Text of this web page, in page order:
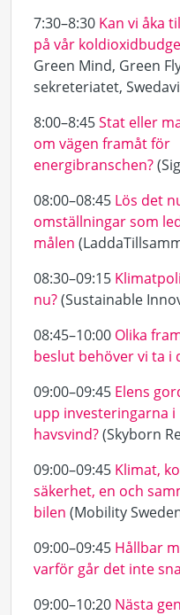
7:30–8:30 Kan vi åka
på vår
Green Mind, Green
sekreteriatet,
8:00–8:45Stat eller
om vägen framåt för
energibranschen?
08:00–08:45 Lös det
omställningar som
målen
08:30–09:15
nu?(Sustainable
08:45–10:00 Olika
beslut behöver vi ta i
09:00–09:45 Elens
upp investeringarna i
havsvind?(Skyborn
09:00–09:45 Klimat,
säkerhet, en och
bilen (Mobility
09:00–09:45 Hållbar
varför går det inte
09:00–10:20 Nästa